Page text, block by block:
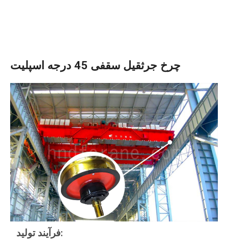
چرخ جرثقیل سقفی 45 درجه اسپلیت
فرآیند تولید: